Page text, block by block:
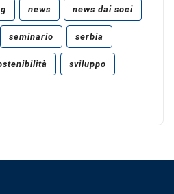
news news dai soci
seminario serbia
sviluppo